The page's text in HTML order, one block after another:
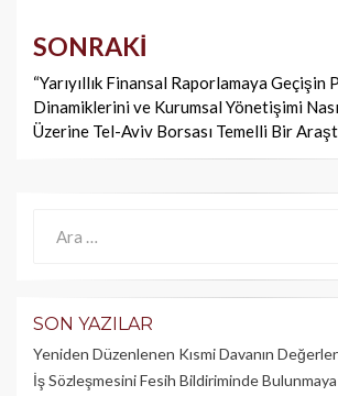
SONRAKI
“Yarıyıllık Finansal Raporlamaya Geçişin
Dinamiklerini ve Kurumsal Yönetişimi
Üzerine Tel-Aviv Borsası Temelli Bir
SON YAZILAR
Yeniden Düzenlenen Kısmi Davanın
İş Sözleşmesini Fesih Bildiriminde